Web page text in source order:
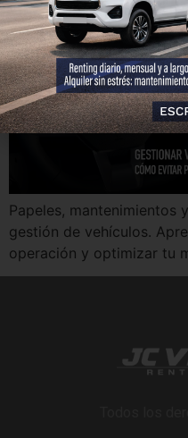
Papeles, mantenimientos
gestión de vehículos.
operación y optimizar tu